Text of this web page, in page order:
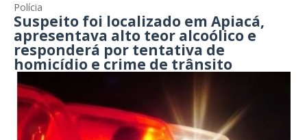
Polícia
Suspeito foi localizado em Apiacá,
apresentava alto teor alcoólico e
responderá por tentativa de
homicídio e crime de trânsito